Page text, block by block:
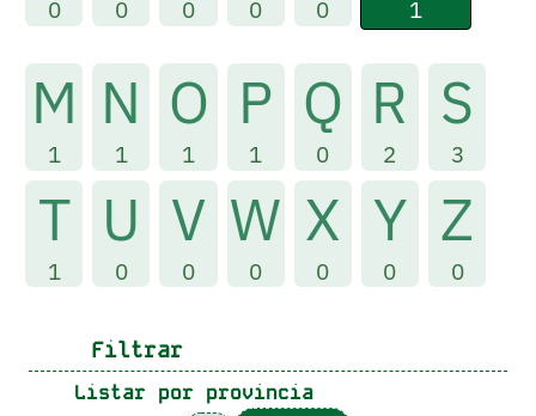
0 0 0 0 0 1
M
1
N
1
O
1
P
1
Q
0
R
2
S
3
T
1
U
0
V
0
W
0
X
0
Y
0
Z
0
Filtrar
Listar por provincia